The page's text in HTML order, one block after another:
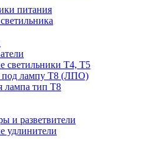
питания
светильники T4, T5
под лампу Т8 (ЛПО)
лампа тип T8
и разветвители
удлинители